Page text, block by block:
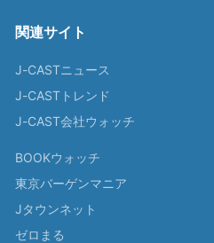
関連サイト
J-CASTニュース
J-CASTトレンド
J-CAST会社ウォッチ
BOOKウォッチ
東京バーゲンマニア
Jタウンネット
ゼロまる